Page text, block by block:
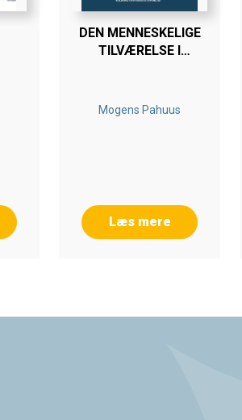
DEN MENNESKELIGE
TILVÆRELSE I
Mogens Pahuus
Læs mere